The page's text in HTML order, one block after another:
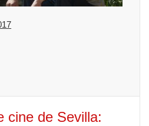
cine de Sevilla: